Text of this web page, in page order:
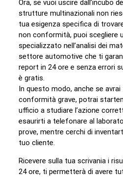
Ora, se vuoi uscire dall’incubo
strutture multinazionali non
tua esigenza specifica di
non conformità, puoi scegliere
specializzato nell’analisi dei
settore automotive che ti
report in 24 ore e senza errori
è gratis.
In questo modo, anche se
conformità grave, potrai
ufficio a studiare l’azione
esaurirti a telefonare al
prove, mentre cerchi di
tuo cliente.
Ricevere sulla tua scrivania i
24 ore, ti permetterà di avere